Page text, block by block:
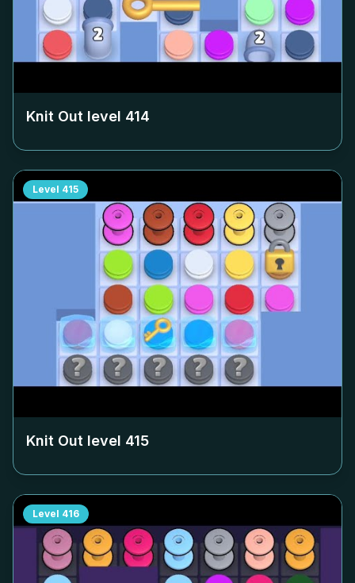
Knit Out level 414
Level 415
Knit Out level 415
Level 416